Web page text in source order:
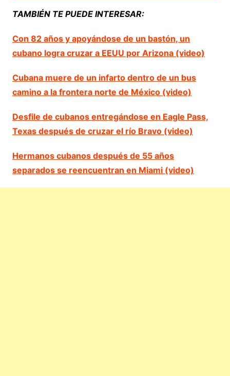
TAMBIÉN TE PUEDE INTERESAR:
Con 82 años y apoyándose de un bastón, un
cubano logra cruzar a EEUU por Arizona (video)
Cubana muere de un infarto dentro de un bus
camino a la frontera norte de México (video)
Desfile de cubanos entregándose en Eagle Pass,
Texas después de cruzar el río Bravo (video)
Hermanos cubanos después de 55 años
separados se reencuentran en Miami (video)